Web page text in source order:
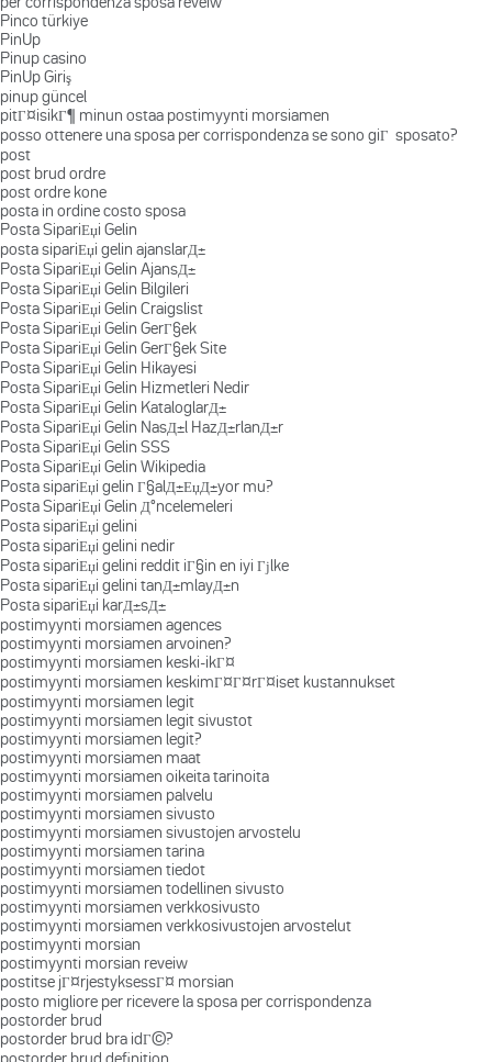
Pinco türkiye
PinUp
Pinup casino
PinUp Giriş
pinup güncel
pitГ¤isikГ¶ minun ostaa postimyynti morsiamen
posso ottenere una sposa per corrispondenza se sono giГ sposato?
post
post brud ordre
post ordre kone
posta in ordine costo sposa
Posta SipariЕџi Gelin
posta sipariЕџi gelin ajanslarД±
Posta SipariЕџi Gelin AjansД±
Posta SipariЕџi Gelin Bilgileri
Posta SipariЕџi Gelin Craigslist
Posta SipariЕџi Gelin GerГ§ek
Posta SipariЕџi Gelin GerГ§ek Site
Posta SipariЕџi Gelin Hikayesi
Posta SipariЕџi Gelin Hizmetleri Nedir
Posta SipariЕџi Gelin KataloglarД±
Posta SipariЕџi Gelin NasД±l HazД±rlanД±r
Posta SipariЕџi Gelin SSS
Posta SipariЕџi Gelin Wikipedia
Posta sipariЕџi gelin Г§alД±ЕџД±yor mu?
Posta SipariЕџi Gelin Д°ncelemeleri
Posta sipariЕџi gelini
Posta sipariЕџi gelini nedir
Posta sipariЕџi gelini reddit iГ§in en iyi Гјlke
Posta sipariЕџi gelini tanД±mlayД±n
Posta sipariЕџi karД±sД±
postimyynti morsiamen agences
postimyynti morsiamen arvoinen?
postimyynti morsiamen keski-ikГ¤
postimyynti morsiamen keskimГ¤Г¤rГ¤iset kustannukset
postimyynti morsiamen legit
postimyynti morsiamen legit sivustot
postimyynti morsiamen legit?
postimyynti morsiamen maat
postimyynti morsiamen oikeita tarinoita
postimyynti morsiamen palvelu
postimyynti morsiamen sivusto
postimyynti morsiamen sivustojen arvostelu
postimyynti morsiamen tarina
postimyynti morsiamen tiedot
postimyynti morsiamen todellinen sivusto
postimyynti morsiamen verkkosivusto
postimyynti morsiamen verkkosivustojen arvostelut
postimyynti morsian
postimyynti morsian reveiw
postitse jГ¤rjestyksessГ¤ morsian
posto migliore per ricevere la sposa per corrispondenza
postorder brud
postorder brud bra idГ©?
postorder brud definition